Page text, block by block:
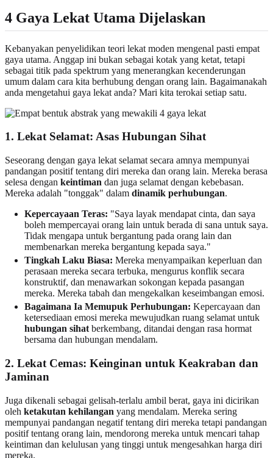
4 Gaya Lekat Utama Dijelaskan
Kebanyakan penyelidikan teori lekat moden mengenal pasti empat
gaya utama. Anggap ini bukan sebagai kotak yang ketat, tetapi
sebagai titik pada spektrum yang menerangkan kecenderungan
umum dalam cara kita berhubung dengan orang lain. Bagaimanakah
anda mengetahui gaya lekat anda? Mari kita terokai setiap satu.
1. Lekat Selamat: Asas Hubungan Sihat
Seseorang dengan gaya lekat selamat secara amnya mempunyai
pandangan positif tentang diri mereka dan orang lain. Mereka berasa
selesa dengan keintiman dan juga selamat dengan kebebasan.
Mereka adalah "tonggak" dalam dinamik perhubungan.
Kepercayaan Teras: "Saya layak mendapat cinta, dan saya
boleh mempercayai orang lain untuk berada di sana untuk saya.
Tidak mengapa untuk bergantung pada orang lain dan
membenarkan mereka bergantung kepada saya."
Tingkah Laku Biasa: Mereka menyampaikan keperluan dan
perasaan mereka secara terbuka, mengurus konflik secara
konstruktif, dan menawarkan sokongan kepada pasangan
mereka. Mereka tabah dan mengekalkan keseimbangan emosi.
Bagaimana Ia Memupuk Perhubungan: Kepercayaan dan
ketersediaan emosi mereka mewujudkan ruang selamat untuk
hubungan sihat berkembang, ditandai dengan rasa hormat
bersama dan hubungan mendalam.
2. Lekat Cemas: Keinginan untuk Keakraban dan
Jaminan
Juga dikenali sebagai gelisah-terlalu ambil berat, gaya ini dicirikan
oleh ketakutan kehilangan yang mendalam. Mereka sering
mempunyai pandangan negatif tentang diri mereka tetapi pandangan
positif tentang orang lain, mendorong mereka untuk mencari tahap
keintiman dan kelulusan yang tinggi untuk mengesahkan harga diri
mereka.